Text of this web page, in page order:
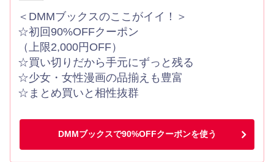
＜DMMブックスのここがイイ！＞
☆初回90%OFFクーポン
（上限2,000円OFF）
☆買い切りだから手元にずっと残る
☆少女・女性漫画の品揃えも豊富
☆まとめ買いと相性抜群
DMMブックスで90%OFFクーポンを使う